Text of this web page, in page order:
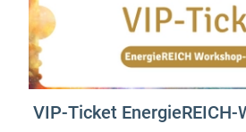
VIP-Ticket EnergieREICH-